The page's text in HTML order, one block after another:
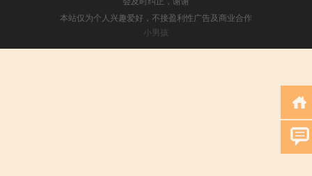
本站仅为个人兴趣爱好，不接盈利性广告及商业合作
小男孩